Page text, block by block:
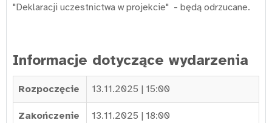
"Deklaracji uczestnictwa w projekcie" - będą odrzucane.
Informacje dotyczące wydarzenia
Rozpoczęcie 13.11.2025 | 15:00
Zakończenie 13.11.2025 | 18:00